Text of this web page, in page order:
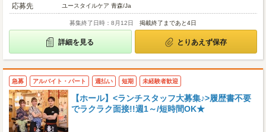
応募先
ユースタイルケア 青森/Ja
募集終了日時：8月12日 掲載終了まであと4日
詳細を見る とりあえず保存
急募 アルバイト・パート 週払い 短期 未経験者歓迎
【ホール】<ランチスタッフ大募集♪>履歴書不要
でラクラク面接!!週1～/短時間OK★